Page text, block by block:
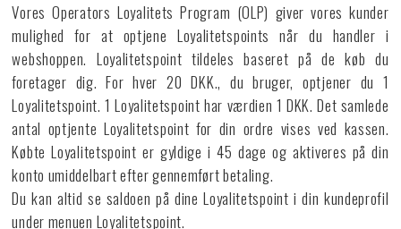
Vores Operators Loyalitets Program (OLP) giver vores kunder
mulighed for at optjene Loyalitetspoints når du handler i
webshoppen. Loyalitetspoint tildeles baseret på de køb du
foretager dig. For hver 20 DKK., du bruger, optjener du 1
Loyalitetspoint. 1 Loyalitetspoint har værdien 1 DKK. Det samlede
antal optjente Loyalitetspoint for din ordre vises ved kassen.
Købte Loyalitetspoint er gyldige i 45 dage og aktiveres på din
konto umiddelbart efter gennemført betaling.
Du kan altid se saldoen på dine Loyalitetspoint i din kundeprofil
under menuen Loyalitetspoint.